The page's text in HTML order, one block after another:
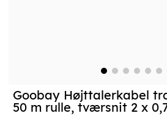
Goobay Højttalerkabel
50 m rulle, tværsnit 2 x